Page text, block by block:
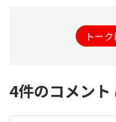
トー
4件のコメント